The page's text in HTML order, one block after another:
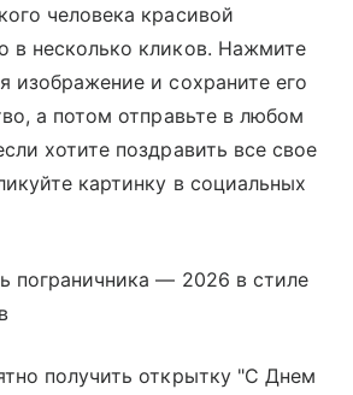
человека красивой
в несколько кликов. Нажмите
изображение и сохраните его
а потом отправьте в любом
хотите поздравить все свое
картинку в социальных
пограничника — 2026 в стиле
получить открытку "С Днем